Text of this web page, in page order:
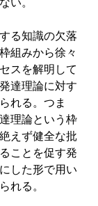
る知識の欠落
組みから徐々
スを解明して
達理論に対す
れる。つま
理論という枠
えず健全な批
ことを促す発
した形で用い
れる。